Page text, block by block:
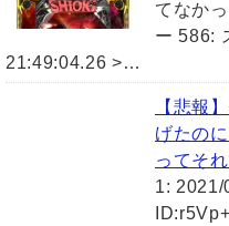
てなか
ー 586:
21:49:04.26 >…
【悲報
げたの
ってそ
1: 2021/